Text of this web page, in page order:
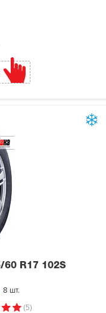
60 R17 102S
8 шт.
(5)